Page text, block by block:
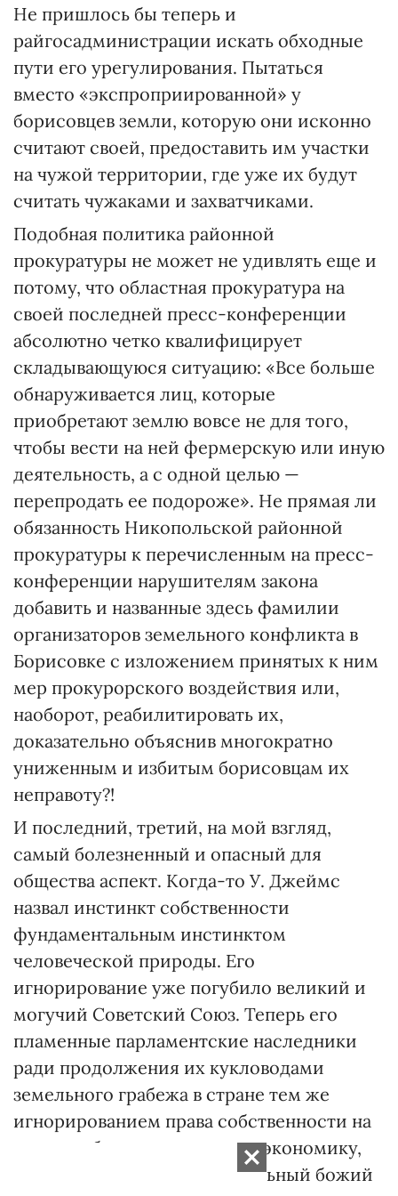
Не пришлось бы теперь и
райгосадминистрации искать обходные
пути его урегулирования. Пытаться
вместо «экспроприированной» у
борисовцев земли, которую они исконно
считают своей, предоставить им участки
на чужой территории, где уже их будут
считать чужаками и захватчиками.
Подобная политика районной
прокуратуры не может не удивлять еще и
потому, что областная прокуратура на
своей последней пресс-конференции
абсолютно четко квалифицирует
складывающуюся ситуацию: «Все больше
обнаруживается лиц, которые
приобретают землю вовсе не для того,
чтобы вести на ней фермерскую или иную
деятельность, а с одной целью —
перепродать ее подороже». Не прямая ли
обязанность Никопольской районной
прокуратуры к перечисленным на пресс-
конференции нарушителям закона
добавить и названные здесь фамилии
организаторов земельного конфликта в
Борисовке с изложением принятых к ним
мер прокурорского воздействия или,
наоборот, реабилитировать их,
доказательно объяснив многократно
униженным и избитым борисовцам их
неправоту?!
И последний, третий, на мой взгляд,
самый болезненный и опасный для
общества аспект. Когда-то У. Джеймс
назвал инстинкт собственности
фундаментальным инстинктом
человеческой природы. Его
игнорирование уже погубило великий и
могучий Советский Союз. Теперь его
пламенные парламентские наследники
ради продолжения их кукловодами
земельного грабежа в стране тем же
игнорированием права собственности на
землю губят не только нашу экономику,
сельское хозяйство и уникальный божий